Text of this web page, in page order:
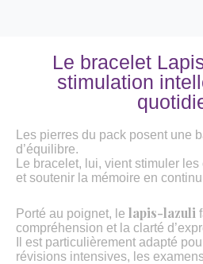
Le bracelet
stimulation
Les pierres du pack posent une
d’équilibre.
Le bracelet, lui, vient stimuler
et soutenir la mémoire en
Porté au poignet, le lapis-lazuli
compréhension et la clarté
Il est particulièrement adapté
révisions intensives, les